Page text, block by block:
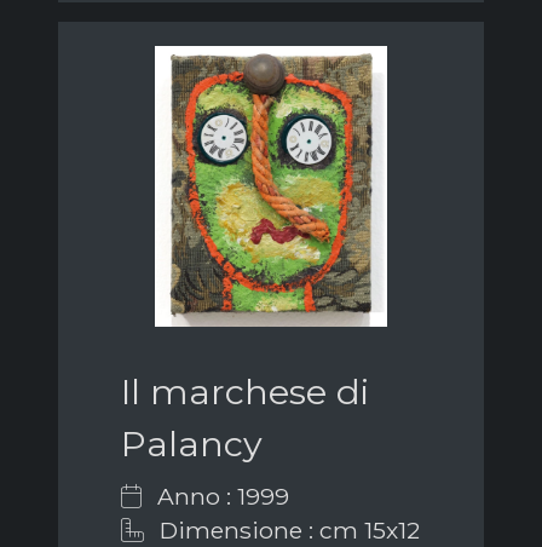
Il marchese di
Palancy
Anno : 1999
Dimensione : cm 15x12